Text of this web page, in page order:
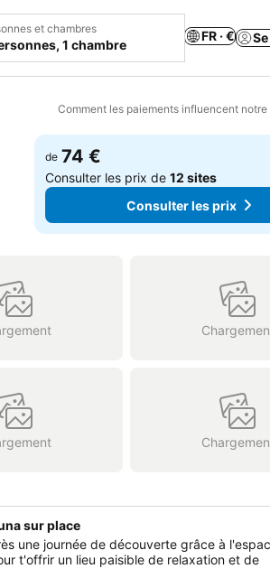
et chambres
1 chambre
FR · €
Comment les paiements influencent
Ajouter à mes favoris
de 74 €
Consulter les prix de12 sites
Consulter les prix
sur place
une journée de découverte grâce à
t'offrir un lieu paisible de relaxation et de